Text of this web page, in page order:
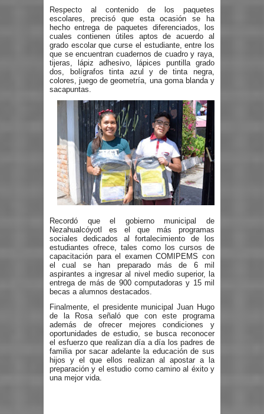
Respecto al contenido de los paquetes
escolares, precisó que esta ocasión se ha
hecho entrega de paquetes diferenciados, los
cuales contienen útiles aptos de acuerdo al
grado escolar que curse el estudiante, entre los
que se encuentran cuadernos de cuadro y raya,
tijeras, lápiz adhesivo, lápices puntilla grado
dos, bolígrafos tinta azul y de tinta negra,
colores, juego de geometría, una goma blanda y
sacapuntas.
Recordó que el gobierno municipal de
Nezahualcóyotl es el que más programas
sociales dedicados al fortalecimiento de los
estudiantes ofrece, tales como los cursos de
capacitación para el examen COMIPEMS con
el cual se han preparado más de 6 mil
aspirantes a ingresar al nivel medio superior, la
entrega de más de 900 computadoras y 15 mil
becas a alumnos destacados.
Finalmente, el presidente municipal Juan Hugo
de la Rosa señaló que con este programa
además de ofrecer mejores condiciones y
oportunidades de estudio, se busca reconocer
el esfuerzo que realizan día a día los padres de
familia por sacar adelante la educación de sus
hijos y el que ellos realizan al apostar a la
preparación y el estudio como camino al éxito y
una mejor vida.